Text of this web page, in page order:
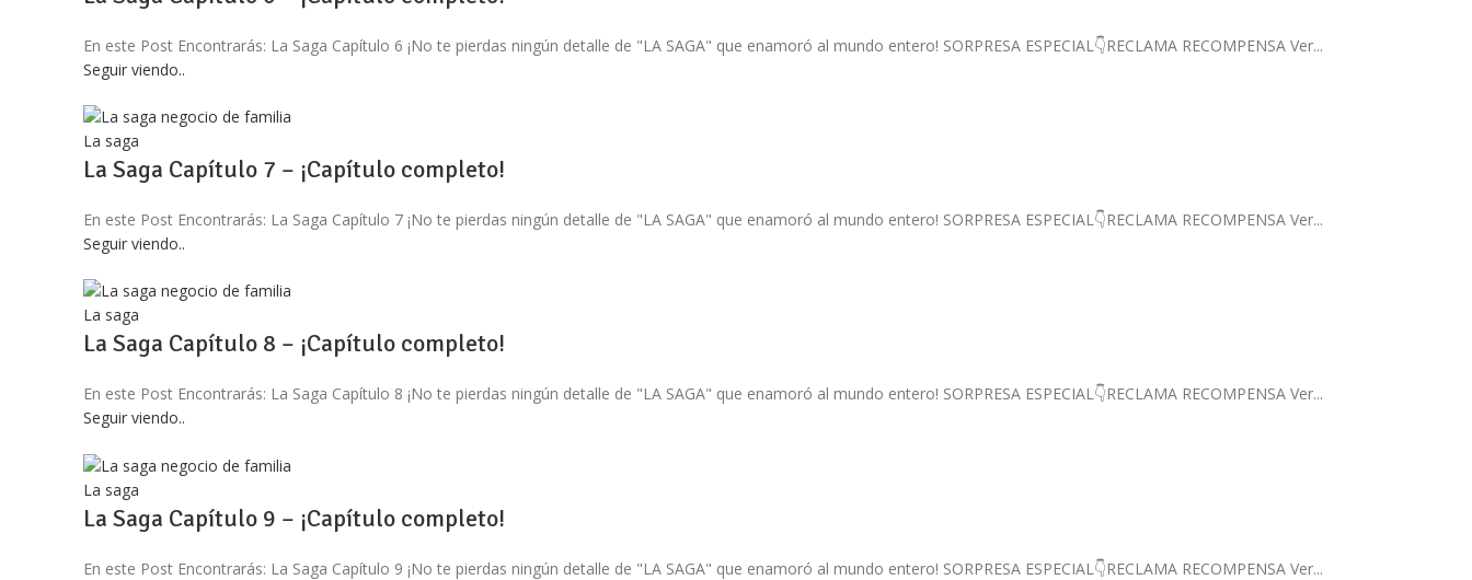
En este Post Encontrarás: La Saga Capítulo 6 ¡No te pierdas ningún detalle de "LA SAGA" que enamoró al mundo entero! SORPRESA ESPECIAL👇RECLAMA RECOMPENSA Ver...
Seguir viendo..
La saga
La Saga Capítulo 7 – ¡Capítulo completo!
En este Post Encontrarás: La Saga Capítulo 7 ¡No te pierdas ningún detalle de "LA SAGA" que enamoró al mundo entero! SORPRESA ESPECIAL👇RECLAMA RECOMPENSA Ver...
Seguir viendo..
La saga
La Saga Capítulo 8 – ¡Capítulo completo!
En este Post Encontrarás: La Saga Capítulo 8 ¡No te pierdas ningún detalle de "LA SAGA" que enamoró al mundo entero! SORPRESA ESPECIAL👇RECLAMA RECOMPENSA Ver...
Seguir viendo..
La saga
La Saga Capítulo 9 – ¡Capítulo completo!
En este Post Encontrarás: La Saga Capítulo 9 ¡No te pierdas ningún detalle de "LA SAGA" que enamoró al mundo entero! SORPRESA ESPECIAL👇RECLAMA RECOMPENSA Ver...